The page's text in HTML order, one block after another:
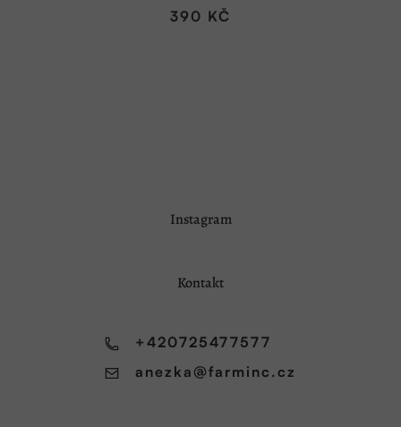
390 KČ
Instagram
Kontakt
anezka @farminc.cz
+420725477577